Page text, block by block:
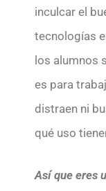
inculcar el
tecnologías
los alumnos
es para
distraen ni
qué uso
Así que eres